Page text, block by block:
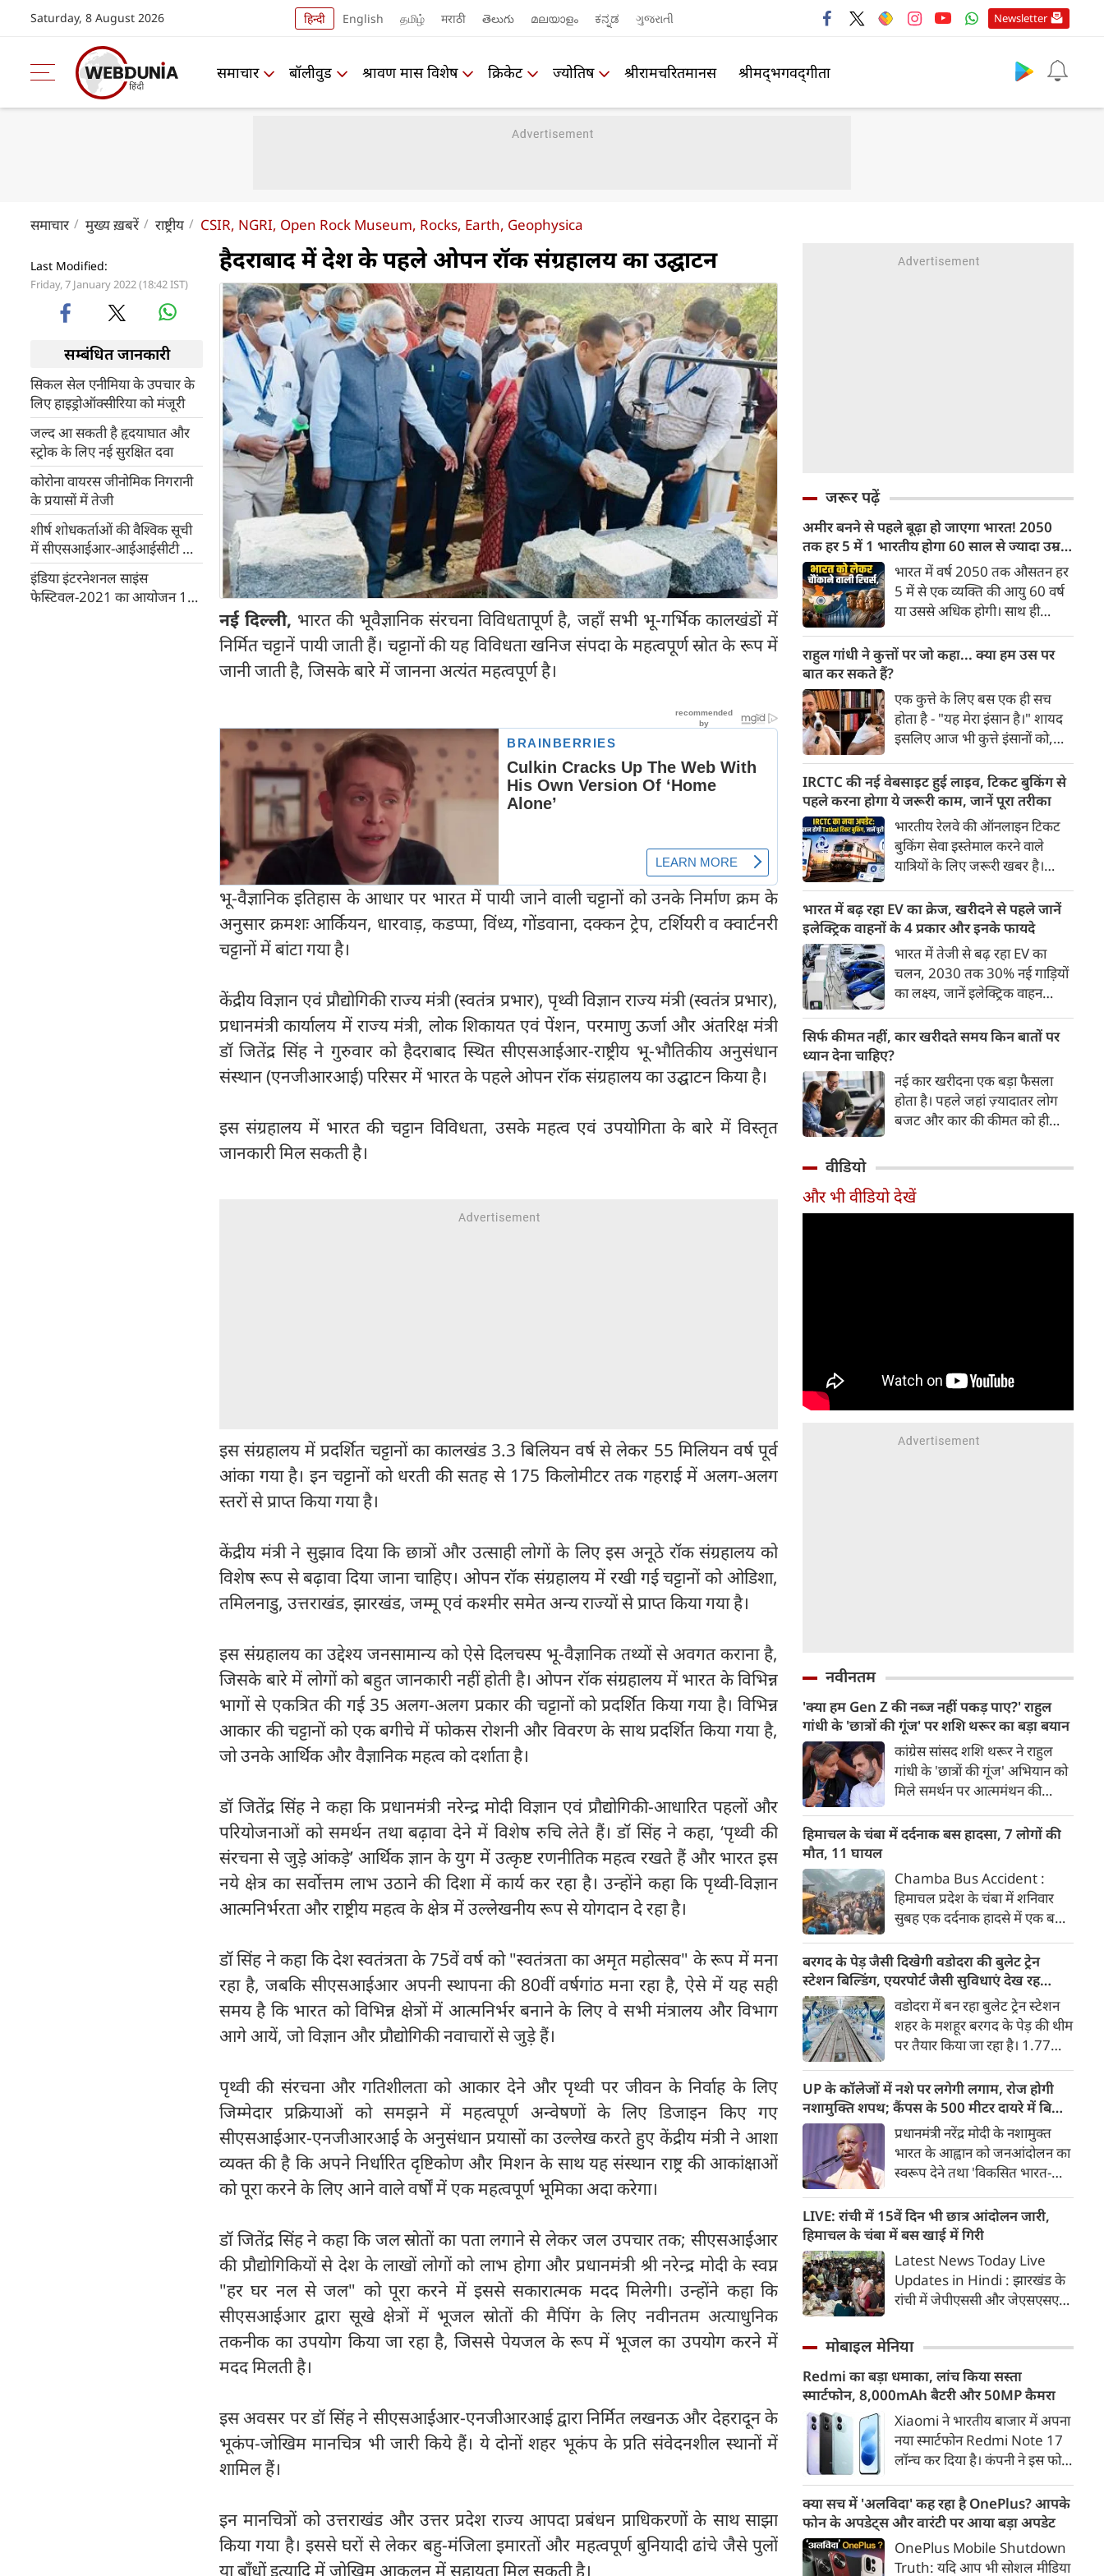
Saturday, 8 August 2026 हिन्दी English தமிழ் मराठी తెలుగు മലയാളം ಕನ್ನಡ ગુજરાતી Newsletter
समाचार बॉलीवुड श्रावण मास विशेष क्रिकेट ज्योतिष श्रीरामचरितमानस श्रीमद्‍भगवद्‍गीता
समाचार मुख्य ख़बरें राष्ट्रीय CSIR, NGRI, Open Rock Museum, Rocks, Earth, Geophysica
Last Modified:
Friday, 7 January 2022 (18:42 IST)
सम्बंधित जानकारी
सिकल सेल एनीमिया के उपचार के
लिए हाइड्रोऑक्सीरिया को मंजूरी
जल्द आ सकती है हृदयाघात और
स्ट्रोक के लिए नई सुरक्षित दवा
कोरोना वायरस जीनोमिक निगरानी
के प्रयासों में तेजी
शीर्ष शोधकर्ताओं की वैश्विक सूची
में सीएसआईआर-आईआईसीटी के
19 वैज्ञानिक
इंडिया इंटरनेशनल साइंस
फेस्टिवल-2021 का आयोजन 10
हैदराबाद में देश के पहले ओपन रॉक संग्रहालय का उद्घाटन
नई दिल्ली, भारत की भूवैज्ञानिक संरचना विविधतापूर्ण है, जहाँ सभी भू-गर्भिक कालखंडों में
निर्मित चट्टानें पायी जाती हैं। चट्टानों की यह विविधता खनिज संपदा के महत्वपूर्ण स्रोत के रूप में
जानी जाती है, जिसके बारे में जानना अत्यंत महत्वपूर्ण है।
भू-वैज्ञानिक इतिहास के आधार पर भारत में पायी जाने वाली चट्टानों को उनके निर्माण क्रम के
अनुसार क्रमशः आर्कियन, धारवाड़, कडप्पा, विंध्य, गोंडवाना, दक्कन ट्रेप, टर्शियरी व क्वार्टनरी
चट्टानों में बांटा गया है।
केंद्रीय विज्ञान एवं प्रौद्योगिकी राज्य मंत्री (स्वतंत्र प्रभार), पृथ्वी विज्ञान राज्य मंत्री (स्वतंत्र प्रभार),
प्रधानमंत्री कार्यालय में राज्य मंत्री, लोक शिकायत एवं पेंशन, परमाणु ऊर्जा और अंतरिक्ष मंत्री
डॉ जितेंद्र सिंह ने गुरुवार को हैदराबाद स्थित सीएसआईआर-राष्ट्रीय भू-भौतिकीय अनुसंधान
संस्थान (एनजीआरआई) परिसर में भारत के पहले ओपन रॉक संग्रहालय का उद्घाटन किया है।
इस संग्रहालय में भारत की चट्टान विविधता, उसके महत्व एवं उपयोगिता के बारे में विस्तृत
जानकारी मिल सकती है।
इस संग्रहालय में प्रदर्शित चट्टानों का कालखंड 3.3 बिलियन वर्ष से लेकर 55 मिलियन वर्ष पूर्व
आंका गया है। इन चट्टानों को धरती की सतह से 175 किलोमीटर तक गहराई में अलग-अलग
स्तरों से प्राप्त किया गया है।
केंद्रीय मंत्री ने सुझाव दिया कि छात्रों और उत्साही लोगों के लिए इस अनूठे रॉक संग्रहालय को
विशेष रूप से बढ़ावा दिया जाना चाहिए। ओपन रॉक संग्रहालय में रखी गई चट्टानों को ओडिशा,
तमिलनाडु, उत्तराखंड, झारखंड, जम्मू एवं कश्मीर समेत अन्य राज्यों से प्राप्त किया गया है।
इस संग्रहालय का उद्देश्य जनसामान्य को ऐसे दिलचस्प भू-वैज्ञानिक तथ्यों से अवगत कराना है,
जिसके बारे में लोगों को बहुत जानकारी नहीं होती है। ओपन रॉक संग्रहालय में भारत के विभिन्न
भागों से एकत्रित की गई 35 अलग-अलग प्रकार की चट्टानों को प्रदर्शित किया गया है। विभिन्न
आकार की चट्टानों को एक बगीचे में फोकस रोशनी और विवरण के साथ प्रदर्शित किया गया है,
जो उनके आर्थिक और वैज्ञानिक महत्व को दर्शाता है।
डॉ जितेंद्र सिंह ने कहा कि प्रधानमंत्री नरेन्द्र मोदी विज्ञान एवं प्रौद्योगिकी-आधारित पहलों और
परियोजनाओं को समर्थन तथा बढ़ावा देने में विशेष रुचि लेते हैं। डॉ सिंह ने कहा, ‘पृथ्वी की
संरचना से जुड़े आंकड़े’ आर्थिक ज्ञान के युग में उत्कृष्ट रणनीतिक महत्व रखते हैं और भारत इस
नये क्षेत्र का सर्वोत्तम लाभ उठाने की दिशा में कार्य कर रहा है। उन्होंने कहा कि पृथ्वी-विज्ञान
आत्मनिर्भरता और राष्ट्रीय महत्व के क्षेत्र में उल्लेखनीय रूप से योगदान दे रहा है।
डॉ सिंह ने कहा कि देश स्वतंत्रता के 75वें वर्ष को "स्वतंत्रता का अमृत महोत्सव" के रूप में मना
रहा है, जबकि सीएसआईआर अपनी स्थापना की 80वीं वर्षगांठ मना रहा है, ऐसे में यह सही
समय है कि भारत को विभिन्न क्षेत्रों में आत्मनिर्भर बनाने के लिए वे सभी मंत्रालय और विभाग
आगे आयें, जो विज्ञान और प्रौद्योगिकी नवाचारों से जुड़े हैं।
पृथ्वी की संरचना और गतिशीलता को आकार देने और पृथ्वी पर जीवन के निर्वाह के लिए
जिम्मेदार प्रक्रियाओं को समझने में महत्वपूर्ण अन्वेषणों के लिए डिजाइन किए गए
सीएसआईआर-एनजीआरआई के अनुसंधान प्रयासों का उल्लेख करते हुए केंद्रीय मंत्री ने आशा
व्यक्त की है कि अपने निर्धारित दृष्टिकोण और मिशन के साथ यह संस्थान राष्ट्र की आकांक्षाओं
को पूरा करने के लिए आने वाले वर्षों में एक महत्वपूर्ण भूमिका अदा करेगा।
डॉ जितेंद्र सिंह ने कहा कि जल स्रोतों का पता लगाने से लेकर जल उपचार तक; सीएसआईआर
की प्रौद्योगिकियों से देश के लाखों लोगों को लाभ होगा और प्रधानमंत्री श्री नरेन्द्र मोदी के स्वप्न
"हर घर नल से जल" को पूरा करने में इससे सकारात्मक मदद मिलेगी। उन्होंने कहा कि
सीएसआईआर द्वारा सूखे क्षेत्रों में भूजल स्रोतों की मैपिंग के लिए नवीनतम अत्याधुनिक
तकनीक का उपयोग किया जा रहा है, जिससे पेयजल के रूप में भूजल का उपयोग करने में
मदद मिलती है।
इस अवसर पर डॉ सिंह ने सीएसआईआर-एनजीआरआई द्वारा निर्मित लखनऊ और देहरादून के
भूकंप-जोखिम मानचित्र भी जारी किये हैं। ये दोनों शहर भूकंप के प्रति संवेदनशील स्थानों में
शामिल हैं।
इन मानचित्रों को उत्तराखंड और उत्तर प्रदेश राज्य आपदा प्रबंधन प्राधिकरणों के साथ साझा
किया गया है। इससे घरों से लेकर बहु-मंजिला इमारतों और महत्वपूर्ण बुनियादी ढांचे जैसे पुलों
या बाँधों इत्यादि में जोखिम आकलन में सहायता मिल सकती है।
जरूर पढ़ें
अमीर बनने से पहले बूढ़ा हो जाएगा भारत! 2050
तक हर 5 में 1 भारतीय होगा 60 साल से ज्यादा उम्र
का
भारत में वर्ष 2050 तक औसतन हर
5 में से एक व्यक्ति की आयु 60 वर्ष
या उससे अधिक होगी। साथ ही
भारत में रहेंगे। ‘ट्रांसफॉर्म रूरल
अनुसार भारत विकसित देशों के
विपरीत समृद्ध बनने से पहले ही वृद्ध
होती आबादी वाले देश की श्रेणी में
पहुंच रहा है।
राहुल गांधी ने कुत्तों पर जो कहा... क्या हम उस पर
बात कर सकते हैं?
एक कुत्ते के लिए बस एक ही सच
होता है - "यह मेरा इंसान है।" शायद
इसलिए आज भी कुत्ते इंसानों को,
भू-राजनीति से लेकर कृत्रिम
बुद्धिमत्ता, जलवायु परिवर्तन से लेकर
क्रिकेट तक हर विषय पर बहस कर
सकते हैं, तो उस जीव पर भी एक
गंभीर चर्चा बनती है जिसने किसी भी
सभ्यता से पहले इंसान का साथ चुना
था। दुर्भाग्य यह है कि आज कुत्तों के
बारे में हमारी राय पशु-चिकित्सकों,
व्यवहार वैज्ञानिकों या विशेषज्ञों से
कम... और व्हाट्सऐप यूनिवर्सिटी से
ज़्यादा बनती है।
IRCTC की नई वेबसाइट हुई लाइव, टिकट बुकिंग से
पहले करना होगा ये जरूरी काम, जानें पूरा तरीका
भारतीय रेलवे की ऑनलाइन टिकट
बुकिंग सेवा इस्तेमाल करने वाले
यात्रियों के लिए जरूरी खबर है।
वेबसाइट का बीटा वर्जन लॉन्च कर
दिया है। करीब 24 साल पुराने
इंटरफेस के बाद वेबसाइट को नए
डिजाइन और कई नए फीचर्स के साथ
अपडेट किया गया है।
भारत में बढ़ रहा EV का क्रेज, खरीदने से पहले जानें
इलेक्ट्रिक वाहनों के 4 प्रकार और इनके फायदे
भारत में तेजी से बढ़ रहा EV का
चलन, 2030 तक 30% नई गाड़ियों
का लक्ष्य, जानें इलेक्ट्रिक वाहन
200 अरब रुपए का मौका
सिर्फ कीमत नहीं, कार खरीदते समय किन बातों पर
ध्यान देना चाहिए?
नई कार खरीदना एक बड़ा फैसला
होता है। पहले जहां ज़्यादातर लोग
बजट और कार की कीमत को ही
खरीदते समय किन बातों पर ध्यान
देना चाहिए।
वीडियो
और भी वीडियो देखें
नवीनतम
'क्या हम Gen Z की नब्ज नहीं पकड़ पाए?' राहुल
गांधी के 'छात्रों की गूंज' पर शशि थरूर का बड़ा बयान
कांग्रेस सांसद शशि थरूर ने राहुल
गांधी के 'छात्रों की गूंज' अभियान को
मिले समर्थन पर आत्ममंथन की
कि क्या कांग्रेस Gen Z और छात्रों
हिमाचल के चंबा में दर्दनाक बस हादसा, 7 लोगों की
मौत, 11 घायल
Chamba Bus Accident :
हिमाचल प्रदेश के चंबा में शनिवार
सुबह एक दर्दनाक हादसे में एक बस
हादसे में 7 लोगों की मौत हो गई और
11 अन्य घायल हो गए। घायलों को
अस्पताल में भर्ती कराया गया है।
बरगद के पेड़ जैसी दिखेगी वडोदरा की बुलेट ट्रेन
स्टेशन बिल्डिंग, एयरपोर्ट जैसी सुविधाएं देख रह
जाएंगे दंग
वडोदरा में बन रहा बुलेट ट्रेन स्टेशन
शहर के मशहूर बरगद के पेड़ की थीम
पर तैयार किया जा रहा है। 1.77
एयरपोर्ट जैसी आधुनिक सुविधाएं
होंगी। मुंबई-अहमदाबाद यात्रा महज
2 घंटे 15 मिनट में पूरी होगी।
UP के कॉलेजों में नशे पर लगेगी लगाम, रोज होगी
नशामुक्ति शपथ; कैंपस के 500 मीटर दायरे में बिक्री
पर सख्ती
प्रधानमंत्री नरेंद्र मोदी के नशामुक्त
भारत के आह्वान को जनआंदोलन का
स्वरूप देने तथा 'विकसित भारत-
साकार करने के उद्देश्य से योगी
सरकार सभी उच्च शिक्षण संस्थानों में
व्यापक नशामुक्ति अभियान
चलाएगी। विधानसभा परिसर में उच्च
शिक्षा मंत्री योगेंद्र उपाध्याय की
अध्यक्षता में प्रदेश के सभी राजकीय
परीक्षा नियंत्रकों की महत्वपूर्ण बैठक
आयोजित की गई।
LIVE: रांची में 15वें दिन भी छात्र आंदोलन जारी,
हिमाचल के चंबा में बस खाई में गिरी
Latest News Today Live
Updates in Hindi : झारखंड के
रांची में जेपीएससी और जेएसएसएसी
आंदोलन का आज 15वां दिन है। कुछ
और छात्रों के प्रतिनिधिमंडल के बीच
बात होगी। पल पल की जानकारी...
मोबाइल मेनिया
Redmi का बड़ा धमाका, लांच किया सस्ता
स्मार्टफोन, 8,000mAh बैटरी और 50MP कैमरा
Xiaomi ने भारतीय बाजार में अपना
नया स्मार्टफोन Redmi Note 17
लॉन्च कर दिया है। कंपनी ने इस फोन
डिस्प्ले, 8,000mAh की बड़ी बैटरी
और Qualcomm Snapdragon
चिपसेट के साथ पेश किया है। फोन में
50MP का मेन कैमरा दिया गया है।
क्या सच में 'अलविदा' कह रहा है OnePlus? आपके
फोन के अपडेट्स और वारंटी पर आया बड़ा अपडेट
OnePlus Mobile Shutdown
Truth: यदि आप भी सोशल मीडिया